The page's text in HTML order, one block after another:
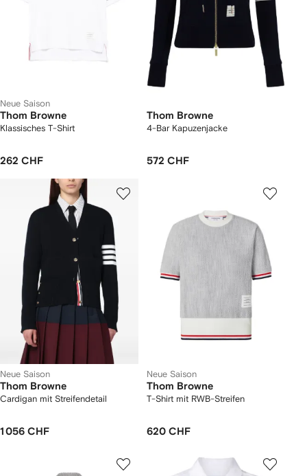
Neue Saison
Thom Browne
Klassisches T-Shirt
262 CHF
Thom Browne
4-Bar Kapuzenjacke
572 CHF
Neue Saison
Thom Browne
Cardigan mit Streifendetail
1 056 CHF
Neue Saison
Thom Browne
T-Shirt mit RWB-Streifen
620 CHF